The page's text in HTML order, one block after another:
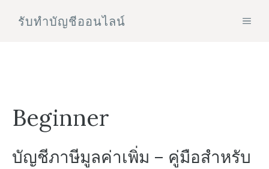
รับทําบัญชีออนไลน์
Beginner
บัญชีภาษีมูลค่าเพิ่ม – คู่มือสำหรับ